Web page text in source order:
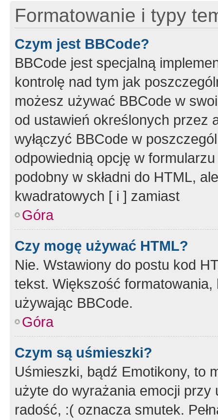
Formatowanie i typy
Czym jest BBCode?
BBCode jest specjalną
kontrolę nad tym jak
możesz używać BBCode w
od ustawień określonych przez
wyłączyć BBCode w
odpowiednią opcję w
podobny w składni do HTML,
kwadratowych [ i ] zamiast
Góra
Czy mogę używać HTML?
Nie. Wstawiony do postu kod
tekst. Większość
używając BBCode.
Góra
Czym są uśmieszki?
Uśmieszki, bądź Emotikony, to
użyte do wyrażania emocji
radość, :( oznacza smutek.